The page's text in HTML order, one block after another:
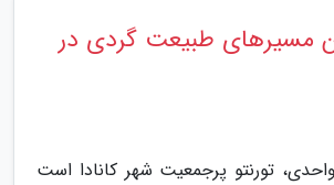
مسیرهای طبیعت گردی در
تورنتو پرجمعیت شهر کانادا است